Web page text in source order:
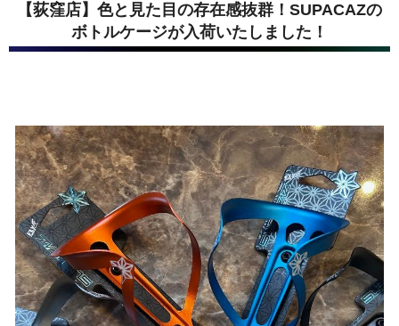
【荻窪店】色と見た目の存在感抜群！SUPACAZの
ボトルケージが入荷いたしました！